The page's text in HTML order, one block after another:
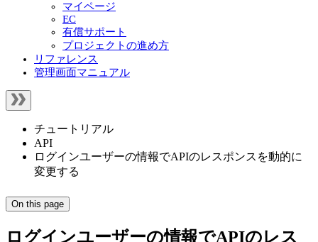
マイページ
EC
有償サポート
プロジェクトの進め方
リファレンス
管理画面マニュアル
チュートリアル
API
ログインユーザーの情報でAPIのレスポンスを動的に
変更する
On this page
ログインユーザーの情報でAPIのレス